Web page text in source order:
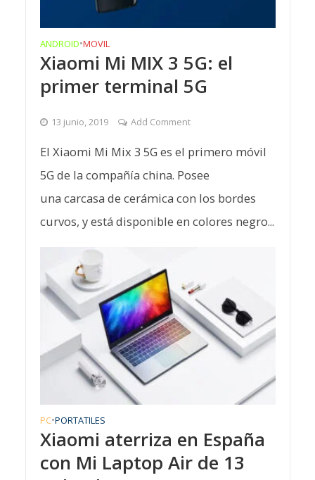
ANDROID•MOVIL
Xiaomi Mi MIX 3 5G: el
primer terminal 5G
13 junio, 2019 Add Comment
El Xiaomi Mi Mix 3 5G es el primero móvil
5G de la compañía china. Posee
una carcasa de cerámica con los bordes
curvos, y está disponible en colores negro...
PC•PORTATILES
Xiaomi aterriza en España
con Mi Laptop Air de 13